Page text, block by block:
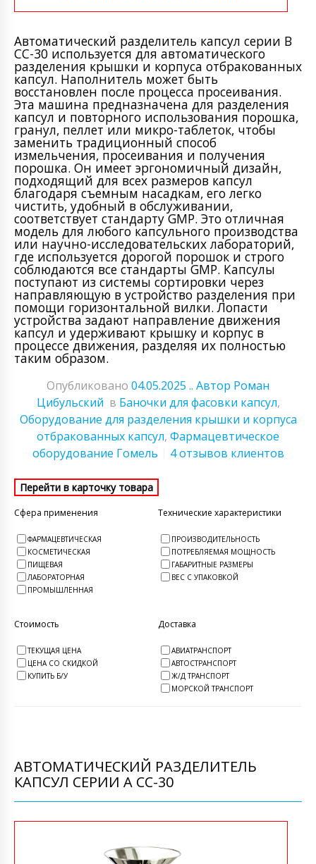
Автоматический разделитель капсул серии B
CC-30 используется для автоматического
разделения крышки и корпуса отбракованных
капсул. Наполнитель может быть
восстановлен после процесса просеивания.
Эта машина предназначена для разделения
капсул и повторного использования порошка,
гранул, пеллет или микро-таблеток, чтобы
заменить традиционный способ
измельчения, просеивания и получения
порошка. Он имеет эргономичный дизайн,
подходящий для всех размеров капсул
благодаря съемным насадкам, его легко
чистить, удобный в обслуживании,
соответствует стандарту GMP. Это отличная
модель для любого капсульного производства
или научно-исследовательских лабораторий,
где используется дорогой порошок и строго
соблюдаются все стандарты GMP. Капсулы
поступают из системы сортировки через
направляющую в устройство разделения при
помощи горизонтальной вилки. Лопасти
устройства задают направление движения
капсул и удерживают крышку и корпус в
процессе движения, разделяя их полностью
таким образом.
Опубликовано 04.05.2025 .. Автор Роман
Цибульский в Баночки для фасовки капсул,
Оборудование для разделения крышки и корпуса
отбракованных капсул, Фармацевтическое
оборудование Гомель
4 отзывов клиентов
Сфера применения
ФАРМАЦЕВТИЧЕСКАЯ
КОСМЕТИЧЕСКАЯ
ПИЩЕВАЯ
ЛАБОРАТОРНАЯ
ПРОМЫШЛЕННАЯ
Технические характеристики
ПРОИЗВОДИТЕЛЬНОСТЬ
ПОТРЕБЛЯЕМАЯ МОЩНОСТЬ
ГАБАРИТНЫЕ РАЗМЕРЫ
ВЕС С УПАКОВКОЙ
Стоимость
ТЕКУЩАЯ ЦЕНА
ЦЕНА СО СКИДКОЙ
КУПИТЬ Б/У
Доставка
АВИАТРАНСПОРТ
АВТОСТРАНСПОРТ
Ж/Д ТРАНСПОРТ
МОРСКОЙ ТРАНСПОРТ
АВТОМАТИЧЕСКИЙ РАЗДЕЛИТЕЛЬ
КАПСУЛ СЕРИИ A CC-30